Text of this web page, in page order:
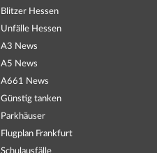
Blitzer Hessen
Unfälle Hessen
A3 News
A5 News
A661 News
Günstig tanken
Parkhäuser
Flugplan Frankfurt